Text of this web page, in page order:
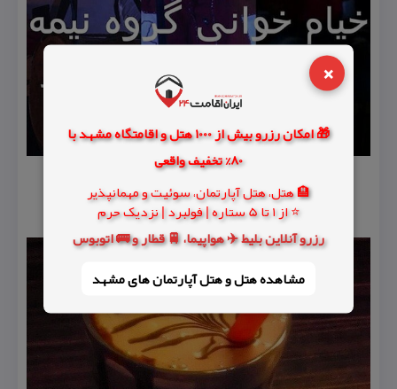
×
🎁 امکان رزرو بیش از 1000 هتل و اقامتگاه مشهد با
80% تخفیف واقعی
🏨 هتل، هتل آپارتمان، سوئیت و مهمانپذیر
⭐ از 1 تا 5 ستاره | فولبرد | نزدیک حرم
رزرو آنلاین بلیط ✈️ هواپیما، 🚆 قطار و 🚌 اتوبوس
مشاهده هتل و هتل‌ آپارتمان های مشهد